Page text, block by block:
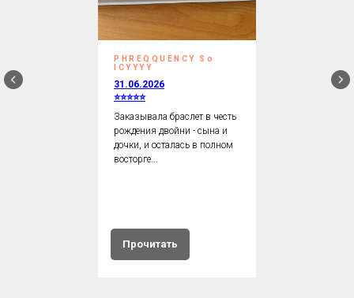
PHREQQUENCY So
ICYYYY
31.06.2026
⭐⭐⭐⭐⭐
Заказывала браслет в честь
рождения двойни - сына и
дочки, и осталась в полном
восторге...
Прочитать